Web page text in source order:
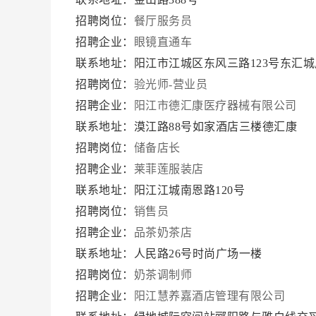
招聘岗位： 餐厅服务员
招聘企业：
眼镜直通车
联系地址：阳江市江城区东风三路123号东汇
招聘岗位： 验光师-营业员
招聘企业：
阳江市德汇康医疗器械有限公司
联系地址：漠江路88号如家酒店三楼德汇康
招聘岗位： 储备店长
招聘企业： 莱菲莲服装店
联系地址：阳江江城南恩路120号
招聘岗位： 销售员
招聘企业： 品茶奶茶店
联系地址：人民路26号时尚广场一楼
招聘岗位： 奶茶调制师
招聘企业：
阳江慧养嘉酒店管理有限公司